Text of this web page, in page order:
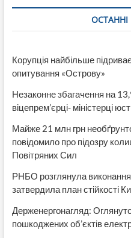
зарплат
ОСТАННІ
Корупція найбільше
опитування «Острову»
Незаконне збагачення на
віцепрем’єрці- міністерці
Майже 21 млн грн
повідомило про підозру
Повітряних Сил
РНБО розглянула виконання
затвердила план стійкості
Держенергонагляд:
пошкоджених об’єктів